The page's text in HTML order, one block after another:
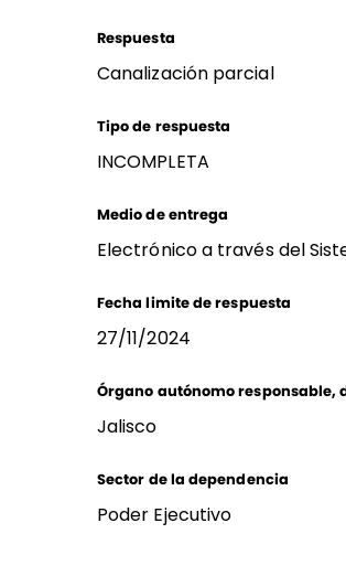
Respuesta
Canalización parcial
Tipo de respuesta
INCOMPLETA
Medio de entrega
Electrónico a través del
Fecha limite de respuesta
27/11/2024
Órgano autónomo responsable,
Jalisco
Sector de la dependencia
Poder Ejecutivo